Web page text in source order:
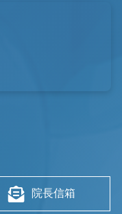
院長信箱